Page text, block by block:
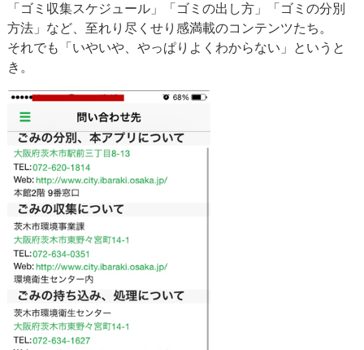
「ゴミ収集スケジュール」「ゴミの出し方」「ゴミの分別
方法」など、至れり尽くせり感満載のコンテンツたち。
それでも「いやいや、やっぱりよくわからない」というと
き。